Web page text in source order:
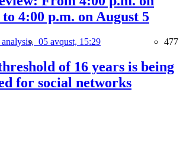
4:00 p.m. on August 5
05 avqust, 15:29 477
of 16 years is being
for social networks